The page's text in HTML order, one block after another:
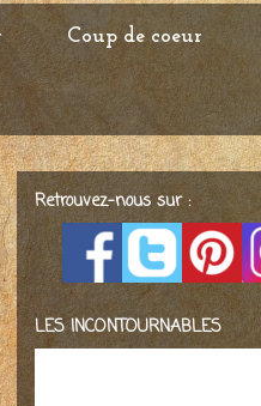
Coup de coeur
Retrouvez-nous sur :
LES INCONTOURNABLES